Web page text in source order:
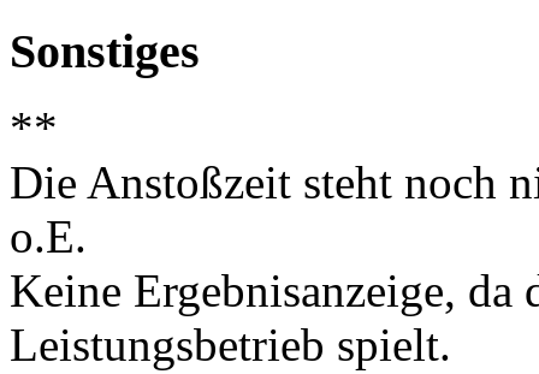
Sonstiges
**
Die Anstoßzeit steht noch
o.E.
Keine Ergebnisanzeige,
Leistungsbetrieb spielt.